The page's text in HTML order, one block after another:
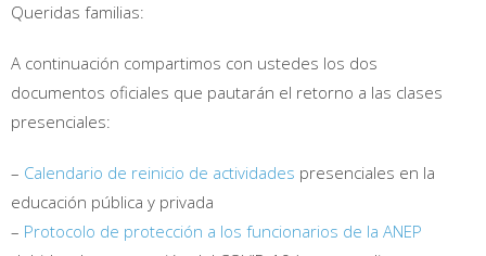
Queridas familias:
A continuación compartimos con ustedes los dos
documentos oficiales que pautarán el retorno a las clases
presenciales:
– Calendario de reinicio de actividades presenciales en la
educación pública y privada
– Protocolo de protección a los funcionarios de la ANEP